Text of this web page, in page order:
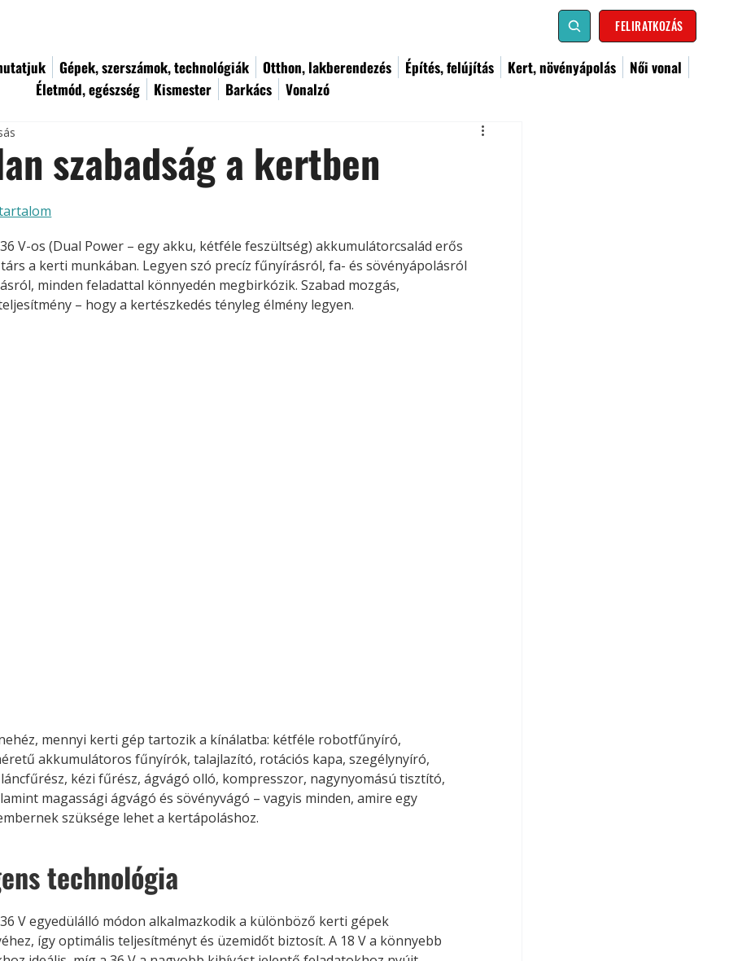
FELIRATKOZÁS
Gépek, szerszámok, technológiák Otthon, lakberendezés Építés, felújítás Kert, növényápolás
Női vonal
Életmód, egészség
Kismester Barkács Vonalzó
szabadság a kertben
V-os (Dual Power – egy akku, kétféle feszültség) akkumulátorcsalád erős
a kerti munkában. Legyen szó precíz fűnyírásról, fa- és sövényápolásról
minden feladattal könnyedén megbirkózik. Szabad mozgás,
– hogy a kertészkedés tényleg élmény legyen.
mennyi kerti gép tartozik a kínálatba: kétféle robotfűnyíró,
akkumulátoros fűnyírók, talajlazító, rotációs kapa, szegélynyíró,
kézi fűrész, ágvágó olló, kompresszor, nagynyomású tisztító,
magassági ágvágó és sövényvágó – vagyis minden, amire egy
szüksége lehet a kertápoláshoz.
technológia
V egyedülálló módon alkalmazkodik a különböző kerti gépek
így optimális teljesítményt és üzemidőt biztosít. A 18 V a könnyebb